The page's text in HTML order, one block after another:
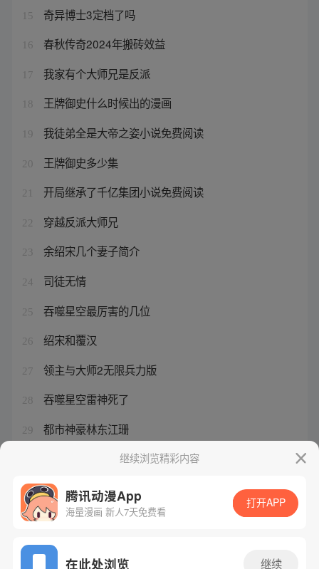
15 奇异博士3定档了吗
16 春秋传奇2024年搬砖效益
17 我家有个大师兄是反派
18 王牌御史什么时候出的漫画
19 我徒弟全是大帝之姿小说免费阅读
20 王牌御史多少集
21 开局继承了千亿集团小说免费阅读
22 穿越反派大师兄
23 余绍宋几个妻子简介
24 司徒无情
25 吞噬星空最厉害的几位
26 绍宋和覆汉
27 领主与大师2无限兵力版
28 吞噬星空雷神死了
29 都市神豪林东江珊
开局就无敌了陈长生小说继续浏览精彩内容
腾讯动漫App
海量漫画 新人7天免费看
打开APP
在此处浏览 继续
网站备案/许可证号：粤B2-20090059-5